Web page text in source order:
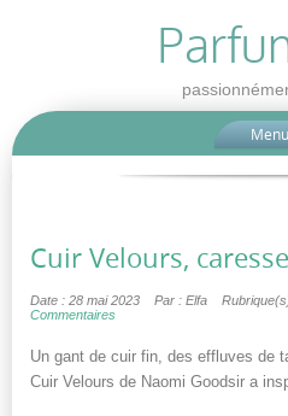
Menu
Cuir Velours,
Date : 28 mai 2023 Par : Elfa
Commentaires
Un gant de cuir fin, des effluves de
Cuir Velours de Naomi Goodsir a